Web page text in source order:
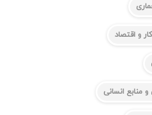
و اقتصاد
منابع انسانی